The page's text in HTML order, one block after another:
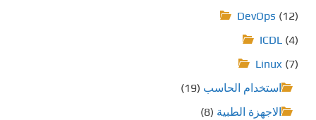
DevOps (12)
ICDL (4)
Linux (7)
استخدام الحاسب (19)
الاجهزة الطبية (8)